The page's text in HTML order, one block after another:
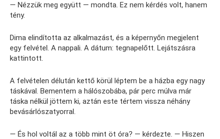
— Nézzük meg együtt — mondta. Ez nem kérdés volt, hanem
tény.
Dima elindította az alkalmazást, és a képernyőn megjelent
egy felvétel. A nappali. A dátum: tegnapelőtt. Lejátszásra
kattintott.
A felvételen délután kettő körül léptem be a házba egy nagy
táskával. Bementem a hálószobába, pár perc múlva már
táska nélkül jöttem ki, aztán este tértem vissza néhány
bevásárlószatyorral.
— És hol voltál az a több mint öt óra? — kérdezte. — Hiszen